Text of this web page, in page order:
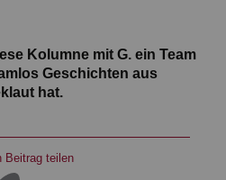
Kolumne mit G. ein Team
Geschichten aus
hat.
Beitrag teilen